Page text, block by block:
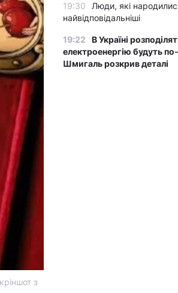
з
19:30
Люди, які
найвідповідальніші
19:22
В Україні
електроенергію будуть
Шмигаль розкрив деталі